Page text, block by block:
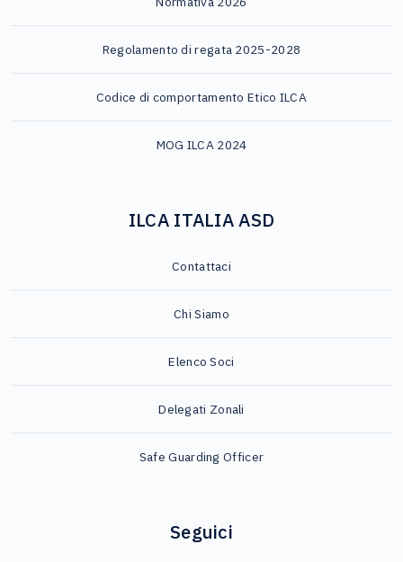
Regolamento di regata 2025-2028
Codice di comportamento Etico ILCA
MOG ILCA 2024
ILCA ITALIA ASD
Contattaci
Chi Siamo
Elenco Soci
Delegati Zonali
Safe Guarding Officer
Seguici